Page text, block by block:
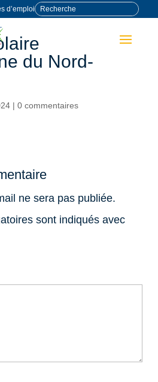
d’emploi
du Nord-
| 0 commentaires
ne sera pas publiée.
sont indiqués avec